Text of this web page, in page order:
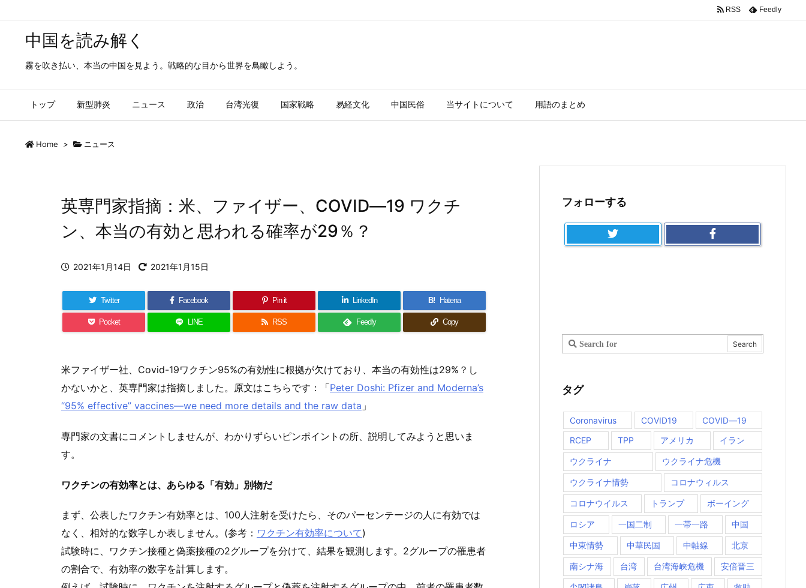
中国を読み解く
霧を吹き払い、本当の中国を見よう。戦略的な目から世界を鳥瞰しよう。
トップ 新型肺炎 ニュース 政治 台湾光復 国家戦略 易経文化 中国民俗 当サイトについて 用語のまとめ
RSS Feedly
Home > ニュース
英専門家指摘：米、ファイザー、COVID―19 ワクチ
ン、本当の有効と思われる確率が29％？
2021年1月14日 2021年1月15日
Twitter Facebook Pin it LinkedIn B! Hatena
Pocket LINE RSS Feedly Copy
米ファイザー社、Covid-19ワクチン95%の有効性に根拠が欠けており、本当の有効性は29%？し
かないかと、英専門家は指摘しました。原文はこちらです：「Peter Doshi: Pfizer and Moderna’s
“95% effective” vaccines—we need more details and the raw data 」
専門家の文書にコメントしませんが、わかりずらいピンポイントの所、説明してみようと思いま
す。
ワクチンの有効率とは、あらゆる「有効」別物だ
まず、公表したワクチン有効率とは、100人注射を受けたら、そのパーセンテージの人に有効では
なく、相対的な数字しか表しません。(参考： ワクチン有効率について)
試験時に、ワクチン接種と偽薬接種の2グループを分けて、結果を観測します。2グループの罹患者
の割合で、有効率の数字を計算します。
フォローする
タグ
Coronavirus COVID19
COVID―19
RCEP
TPP アメリカ イラン
ウクライナ ウクライナ危機
ウクライナ情勢 コロナウィルス
コロナウイルス トランプ ボーイング
ロシア 一国二制 一帯一路 中国
中東情勢 中華民国 中軸線 北京
南シナ海 台湾 台湾海峡危機 安倍晋三